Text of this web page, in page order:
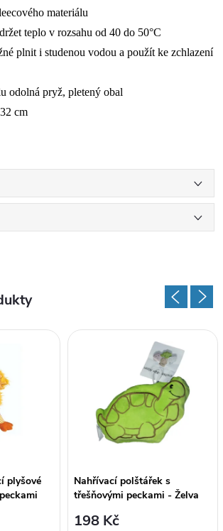
materiálu
teplo v rozsahu od 40 do 50°C
plnit i studenou vodou a použít ke zchlazení
odolná pryž, pletený obal
cm
plyšové
Nahřívací polštářek s
třešňovými peckami - Želva
198 Kč